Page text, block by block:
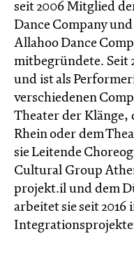
seit 2006 Mitglied
Dance Company
Allahoo Dance
mitbegründete. Seit
und ist als
verschiedenen
Theater der Klänge,
Rhein oder dem
sie Leitende
Cultural Group
projekt.il und dem
arbeitet sie seit